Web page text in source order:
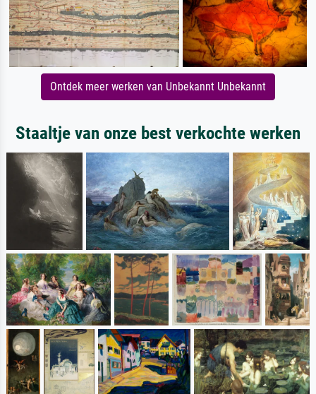
Ontdek meer werken van Unbekannt Unbekannt
Staaltje van onze best verkochte werken